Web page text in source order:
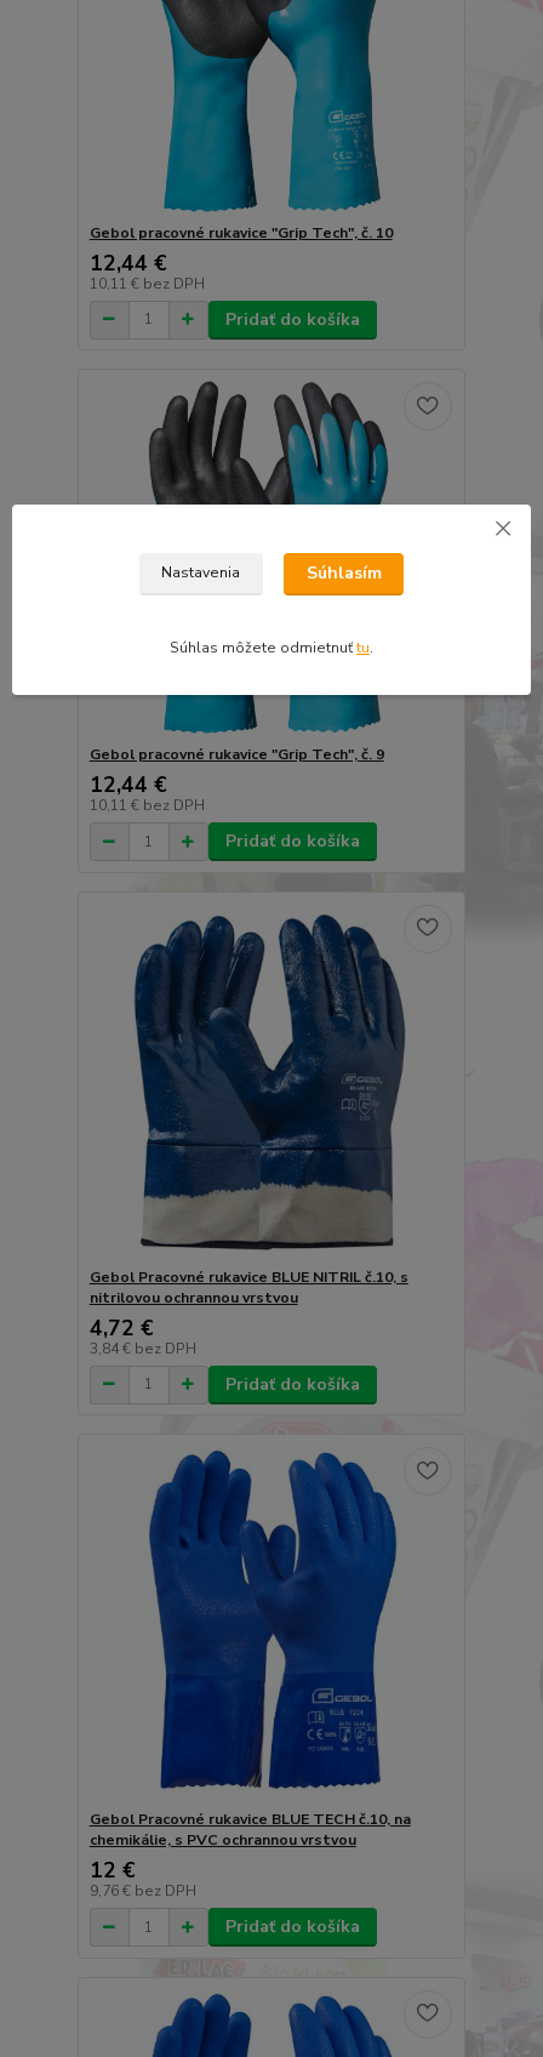
Gebol pracovné rukavice "Grip Tech", č. 10
12,44 €
10,11 € bez DPH
Pridať do košíka
Gebol pracovné rukavice "Grip Tech", č. 9
12,44 €
10,11 € bez DPH
Pridať do košíka
Gebol Pracovné rukavice BLUE NITRIL č.10, s
nitrilovou ochrannou vrstvou
4,72 €
3,84 € bez DPH
Pridať do košíka
Gebol Pracovné rukavice BLUE TECH č.10, na
chemikálie, s PVC ochrannou vrstvou
12 €
9,76 € bez DPH
Pridať do košíka
Nastavenia Súhlasím
Súhlas môžete odmietnuťtu.